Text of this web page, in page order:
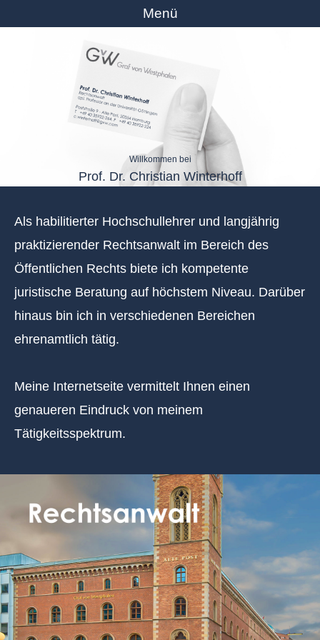
Menü
Willkommen bei
Prof. Dr. Christian Winterhoff
Als habilitierter Hochschullehrer und langjährig
praktizierender Rechtsanwalt im Bereich des
Öffentlichen Rechts biete ich kompetente
juristische Beratung auf höchstem Niveau. Darüber
hinaus bin ich in verschiedenen Bereichen
ehrenamtlich tätig.
Meine Internetseite vermittelt Ihnen einen
genaueren Eindruck von meinem
Tätigkeitsspektrum.